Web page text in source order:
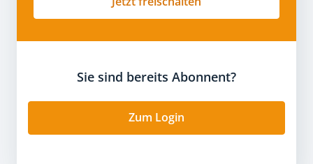
Sie sind bereits Abonnent?
Zum Login